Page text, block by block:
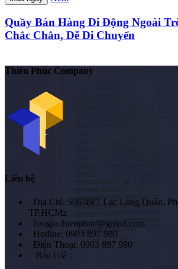
Quầy Bán Hàng Di Động Ngoài
Chắc Chắn, Dễ Di Chuyển
Thiên Phúc Company
Liên hệ
Địa Chỉ: 506/49/7 Lạc Long Quân,
TP.HCMz
baogia.thienphuc@gmail.com
Hotline: 0903 897 980
Điện Thoại: 0903 897 980
Báo Giá :